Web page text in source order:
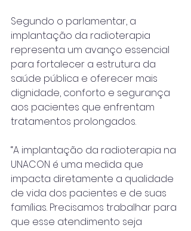
Segundo o parlamentar, a
implantação da radioterapia
representa um avanço essencial
para fortalecer a estrutura da
saúde pública e oferecer mais
dignidade, conforto e segurança
aos pacientes que enfrentam
tratamentos prolongados.
“A implantação da radioterapia na
UNACON é uma medida que
impacta diretamente a qualidade
de vida dos pacientes e de suas
famílias. Precisamos trabalhar para
que esse atendimento seja